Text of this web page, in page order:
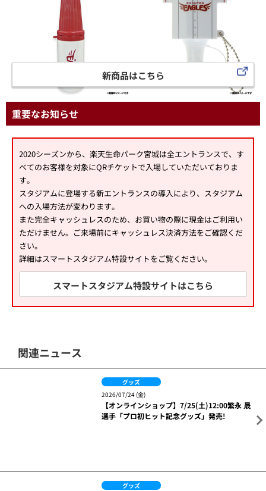
新商品はこちら
重要なお知らせ
2020シーズンから、楽天生命パーク宮城は全エントランスで、す
べてのお客様を対象にQRチケットで入場していただいておりま
す。
スタジアムに登場する新エントランスの導入により、スタジアム
への入場方法が変わります。
また完全キャッシュレスのため、お買い物の際に現金はご利用い
ただけません。ご来場前にキャッシュレス決済方法をご確認くだ
さい。
詳細はスマートスタジアム特設サイトをご覧ください。
スマートスタジアム特設サイトはこちら
関連ニュース
グッズ
2026/07/24 (金)
【オンラインショップ】7/25(土)12:00繁永 晟
選手「プロ初ヒット記念グッズ」発売!
グッズ